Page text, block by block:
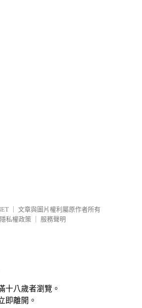
文章與圖片權利屬原作者所有
隱私權政策
服務聲明
十八歲者瀏覽。
即離開。